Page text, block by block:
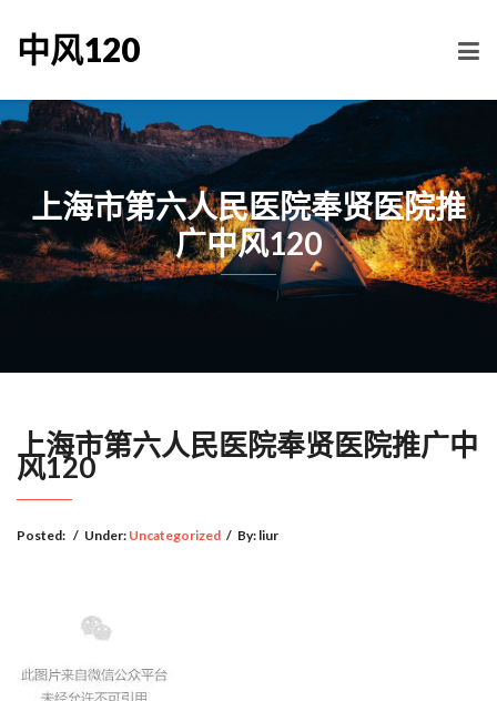
中风120
上海市第六人民医院奉贤医院推
广中风120
上海市第六人民医院奉贤医院推广中
风120
Posted: / Under: Uncategorized / By: liur